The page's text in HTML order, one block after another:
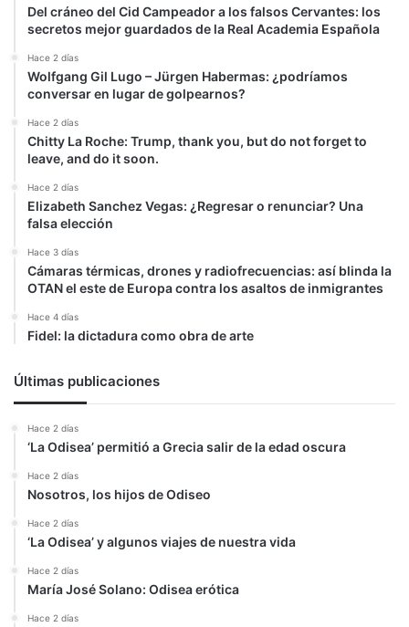
Del cráneo del Cid Campeador a los falsos Cervantes: los
secretos mejor guardados de la Real Academia Española
Hace 2 días
Wolfgang Gil Lugo – Jürgen Habermas: ¿podríamos
conversar en lugar de golpearnos?
Hace 2 días
Chitty La Roche: Trump, thank you, but do not forget to
leave, and do it soon.
Hace 2 días
Elizabeth Sanchez Vegas: ¿Regresar o renunciar? Una
falsa elección
Hace 3 días
Cámaras térmicas, drones y radiofrecuencias: así blinda la
OTAN el este de Europa contra los asaltos de inmigrantes
Hace 4 días
Fidel: la dictadura como obra de arte
Últimas publicaciones
Hace 2 días
‘La Odisea’ permitió a Grecia salir de la edad oscura
Hace 2 días
Nosotros, los hijos de Odiseo
Hace 2 días
‘La Odisea’ y algunos viajes de nuestra vida
Hace 2 días
María José Solano: Odisea erótica
Hace 2 días